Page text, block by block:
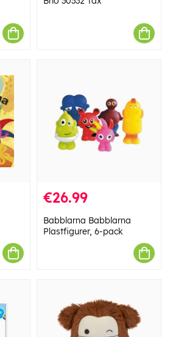
€26.99
Babblarna Babblarna
Plastfigurer, 6-pack